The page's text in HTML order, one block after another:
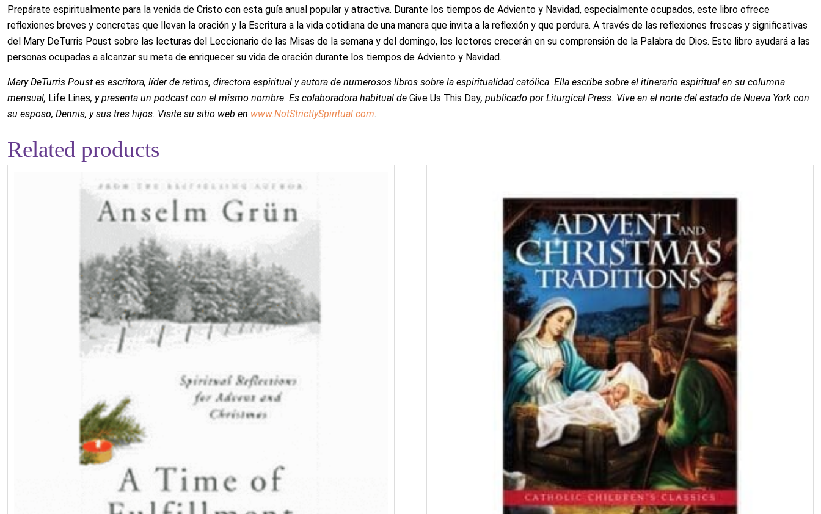
Prepárate espiritualmente para la venida de Cristo con esta guía anual popular y atractiva. Durante los tiempos de Adviento y Navidad, especialmente ocupados, este libro ofrece
reflexiones breves y concretas que llevan la oración y la Escritura a la vida cotidiana de una manera que invita a la reflexión y que perdura. A través de las reflexiones frescas y significativas
del Mary DeTurris Poust sobre las lecturas del Leccionario de las Misas de la semana y del domingo, los lectores crecerán en su comprensión de la Palabra de Dios. Este libro ayudará a las
personas ocupadas a alcanzar su meta de enriquecer su vida de oración durante los tiempos de Adviento y Navidad.
Mary DeTurris Poust es escritora, líder de retiros, directora espiritual y autora de numerosos libros sobre la espiritualidad católica. Ella escribe sobre el itinerario espiritual en su columna
mensual, Life Lines, y presenta un podcast con el mismo nombre. Es colaboradora habitual de Give Us This Day, publicado por Liturgical Press. Vive en el norte del estado de Nueva York con
su esposo, Dennis, y sus tres hijos. Visite su sitio web en www.NotStrictlySpiritual.com.
Related products